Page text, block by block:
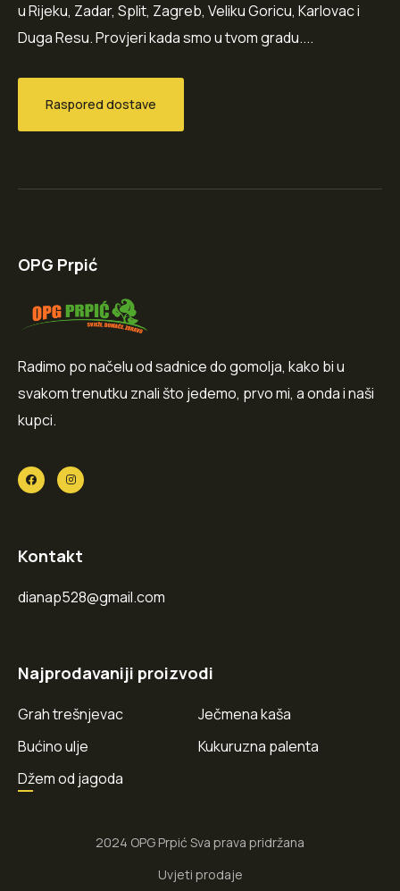
u Rijeku, Zadar, Split, Zagreb, Veliku Goricu, Karlovac i
Duga Resu. Provjeri kada smo u tvom gradu....
Raspored dostave
OPG Prpić
Radimo po načelu od sadnice do gomolja, kako bi u
svakom trenutku znali što jedemo, prvo mi, a onda i naši
kupci.
Kontakt
dianap528@gmail.com
Najprodavaniji proizvodi
Grah trešnjevac
Bućino ulje
Džem od jagoda
Ječmena kaša
Kukuruzna palenta
2024 OPG Prpić Sva prava pridržana
Uvjeti prodaje